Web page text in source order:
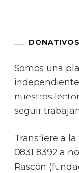
DONATIVOS
Somos una
nuestros
seguir
Transfiere a
0831 8392 a
Rascón